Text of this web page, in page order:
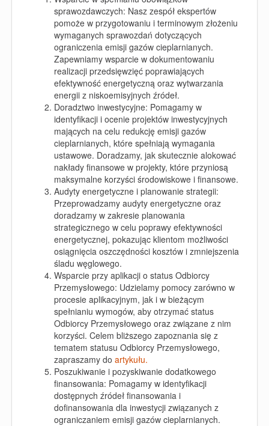
sprawozdawczych: Nasz zespół ekspertów
pomoże w przygotowaniu i terminowym złożeniu
wymaganych sprawozdań dotyczących
ograniczenia emisji gazów cieplarnianych.
Zapewniamy wsparcie w dokumentowaniu
realizacji przedsięwzięć poprawiających
efektywność energetyczną oraz wytwarzania
energii z niskoemisyjnych źródeł.
Doradztwo inwestycyjne: Pomagamy w
identyfikacji i ocenie projektów inwestycyjnych
mających na celu redukcję emisji gazów
cieplarnianych, które spełniają wymagania
ustawowe. Doradzamy, jak skutecznie alokować
nakłady finansowe w projekty, które przyniosą
maksymalne korzyści środowiskowe i finansowe.
Audyty energetyczne i planowanie strategii:
Przeprowadzamy audyty energetyczne oraz
doradzamy w zakresie planowania
strategicznego w celu poprawy efektywności
energetycznej, pokazując klientom możliwości
osiągnięcia oszczędności kosztów i zmniejszenia
śladu węglowego.
Wsparcie przy aplikacji o status Odbiorcy
Przemysłowego: Udzielamy pomocy zarówno w
procesie aplikacyjnym, jak i w bieżącym
spełnianiu wymogów, aby otrzymać status
Odbiorcy Przemysłowego oraz związane z nim
korzyści. Celem bliższego zapoznania się z
tematem statusu Odbiorcy Przemysłowego,
zapraszamy do artykułu.
Poszukiwanie i pozyskiwanie dodatkowego
finansowania: Pomagamy w identyfikacji
dostępnych źródeł finansowania i
dofinansowania dla inwestycji związanych z
ograniczaniem emisji gazów cieplarnianych.